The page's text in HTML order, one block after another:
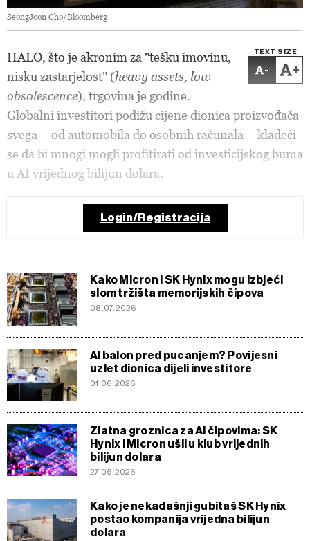
SeongJoon Cho/Bloomberg
TEXT SIZE
- +
HALO, što je akronim za "tešku imovinu,
nisku zastarjelost" (heavy assets, low
obsolescence), trgovina je godine.
Globalni investitori podižu cijene dionica proizvođača
svega – od automobila do osobnih računala – kladeći
se da bi mnogi mogli profitirati od investicijskog buma
u AI vrijednog bilijun dolara.
Login/Registracija
Kako Micron i SK Hynix mogu izbjeći
slom tržišta memorijskih čipova
08.07.2026
AI balon pred pucanjem? Povijesni
uzlet dionica dijeli investitore
01.06.2026
Zlatna groznica za AI čipovima: SK
Hynix i Micron ušli u klub vrijednih
bilijun dolara
27.05.2026
Kako je nekadašnji gubitaš SK Hynix
postao kompanija vrijedna bilijun
dolara